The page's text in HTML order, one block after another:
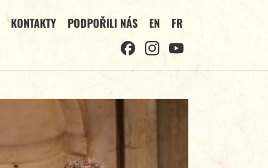
KONTAKTY PODPOŘILI NÁS EN FR